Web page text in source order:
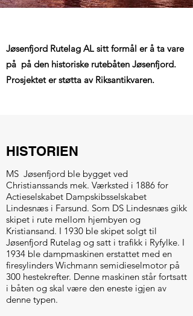
Jøsenfjord Rutelag AL sitt formål er å ta vare
på på den historiske rutebåten Jøsenfjord.
Prosjektet er støtta av Riksantikvaren.
HISTORIEN
MS Jøsenfjord ble bygget ved
Christianssands mek. Værksted i 1886 for
Actieselskabet Dampskibsselskabet
Lindesnæs i Farsund. Som DS Lindesnæs gikk
skipet i rute mellom hjembyen og
Kristiansand. I 1930 ble skipet solgt til
Jøsenfjord Rutelag og satt i trafikk i Ryfylke. I
1934 ble dampmaskinen erstattet med en
firesylinders Wichmann semidieselmotor på
300 hestekrefter. Denne maskinen står fortsatt
i båten og skal være den eneste igjen av
denne typen.